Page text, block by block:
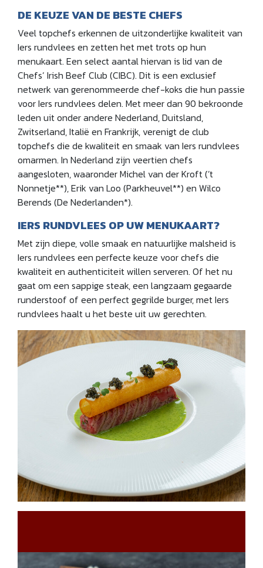
DE KEUZE VAN DE BESTE CHEFS
Veel topchefs erkennen de uitzonderlijke kwaliteit van
Iers rundvlees en zetten het met trots op hun
menukaart. Een select aantal hiervan is lid van de
Chefs’ Irish Beef Club (CIBC). Dit is een exclusief
netwerk van gerenommeerde chef-koks die hun passie
voor Iers rundvlees delen. Met meer dan 90 bekroonde
leden uit onder andere Nederland, Duitsland,
Zwitserland, Italië en Frankrijk, verenigt de club
topchefs die de kwaliteit en smaak van Iers rundvlees
omarmen. In Nederland zijn veertien chefs
aangesloten, waaronder Michel van der Kroft (’t
Nonnetje**), Erik van Loo (Parkheuvel**) en Wilco
Berends (De Nederlanden*).
IERS RUNDVLEES OP UW MENUKAART?
Met zijn diepe, volle smaak en natuurlijke malsheid is
Iers rundvlees een perfecte keuze voor chefs die
kwaliteit en authenticiteit willen serveren. Of het nu
gaat om een sappige steak, een langzaam gegaarde
runderstoof of een perfect gegrilde burger, met Iers
rundvlees haalt u het beste uit uw gerechten.